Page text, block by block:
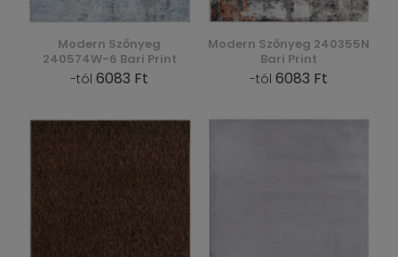
Modern Szőnyeg
240574W-6 Bari Print
-tól 6083 Ft
Modern Szőnyeg 240355N
Bari Print
-tól 6083 Ft